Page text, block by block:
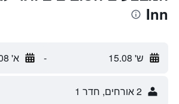
Inn
ש' 15.08 - א' 16.08
2 אורחים, חדר 1